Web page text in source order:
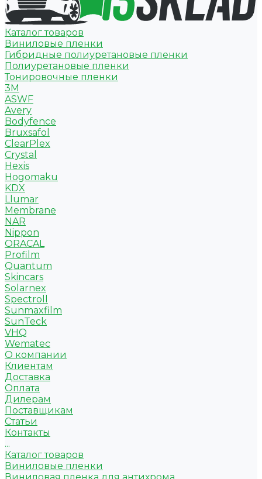
Каталог товаров
Виниловые пленки
Гибридные полиуретановые пленки
Полиуретановые пленки
Тонировочные пленки
3M
ASWF
Avery
Bodyfence
Bruxsafol
ClearPlex
Crystal
Hexis
Hogomaku
KDX
Llumar
Membrane
NAR
Nippon
ORACAL
Profilm
Quantum
Skincars
Solarnex
Spectroll
Sunmaxfilm
SunTeck
VHQ
Wematec
О компании
Клиентам
Доставка
Оплата
Дилерам
Поставщикам
Статьи
Контакты
...
Каталог товаров
Виниловые пленки